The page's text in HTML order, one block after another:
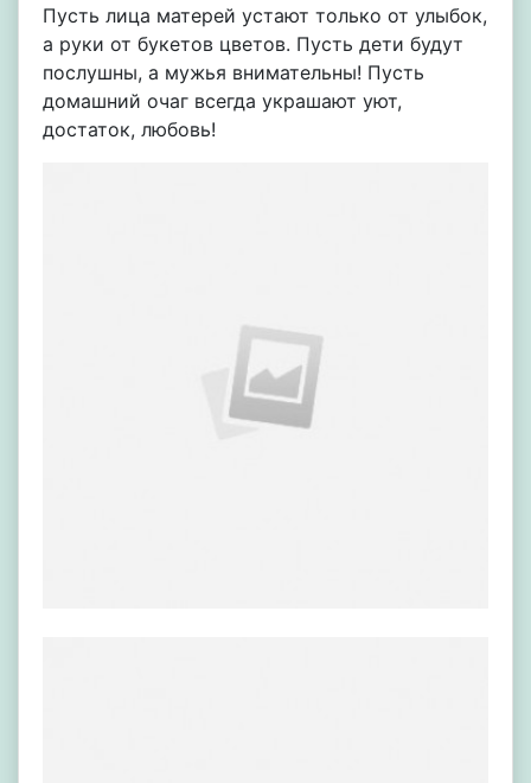
Пусть лица матерей устают только от улыбок,
а руки от букетов цветов. Пусть дети будут
послушны, а мужья внимательны! Пусть
домашний очаг всегда украшают уют,
достаток, любовь!